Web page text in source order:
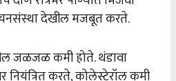
देखील मजबूत करते.
जळजळ कमी होते. थंडावा
नियंत्रित करते, कोलेस्टेरॉल कमी